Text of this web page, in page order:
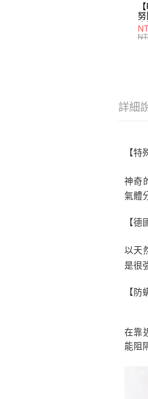
努
任
詳細
【特
神奇
氣體
【德
以天
是很
【
在靠
能阻